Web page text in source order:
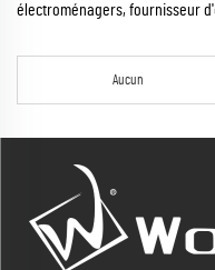
électroménagers, fournisseur
Aucun